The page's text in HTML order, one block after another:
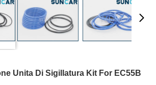
Unita Di Sigillatura Kit For EC55B